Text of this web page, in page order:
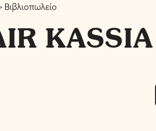
Βιβλιοπωλείο
KASSIA